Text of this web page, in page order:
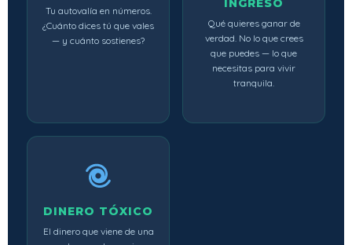
Tu autovalía en números.
¿Cuánto dices tú que vales
— y cuánto sostienes?
INGRESO
Qué quieres ganar de
verdad. No lo que crees
que puedes — lo que
necesitas para vivir
tranquila.
DINERO TÓXICO
El dinero que viene de una